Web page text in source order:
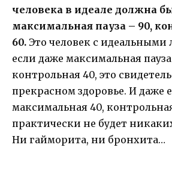
человека в идеале должна
максимальная пауза – 90,
60. Это человек с идеальными
если даже максимальная пауза
контрольная 40, это
прекрасном здоровье. И даже
максимальная 40,
практически не будет
Ни гайморита, ни бронхита…